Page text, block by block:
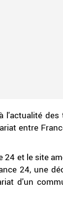
l'actualité
entre
et le site
24, une
d'un